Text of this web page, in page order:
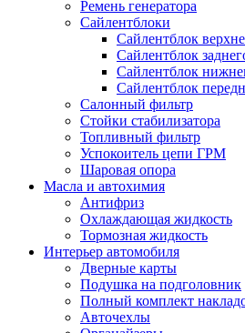
Ремень генератора
Сайлентблоки
Сайлентблок
Сайлентблок
Сайлентблок
Сайлентблок
Салонный фильтр
Стойки стабилизатора
Топливный фильтр
Успокоитель цепи ГРМ
Шаровая опора
Масла и автохимия
Антифриз
Охлаждающая жидкость
Тормозная жидкость
Интерьер автомобиля
Дверные карты
Подушка на подголовник
Полный комплект
Авточехлы